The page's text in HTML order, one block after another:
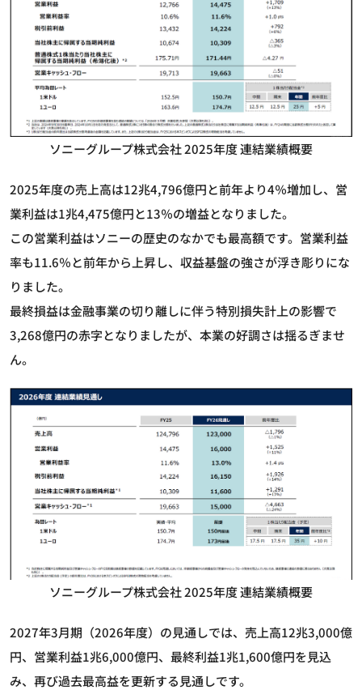
ソニーグループ株式会社 2025年度 連結業績概要
2025年度の売上高は12兆4,796億円と前年より4％増加し、営
業利益は1兆4,475億円と13％の増益となりました。
この営業利益はソニーの歴史のなかでも最高額です。営業利益
率も11.6％と前年から上昇し、収益基盤の強さが浮き彫りにな
りました。
最終損益は金融事業の切り離しに伴う特別損失計上の影響で
3,268億円の赤字となりましたが、本業の好調さは揺るぎませ
ん。
ソニーグループ株式会社 2025年度 連結業績概要
2027年3月期（2026年度）の見通しでは、売上高12兆3,000億
円、営業利益1兆6,000億円、最終利益1兆1,600億円を見込
み、再び過去最高益を更新する見通しです。